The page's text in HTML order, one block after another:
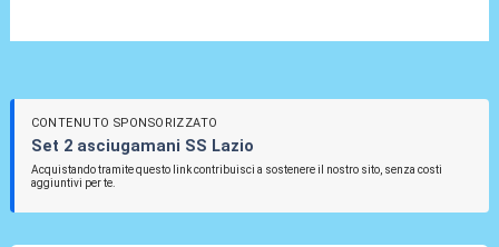
CONTENUTO SPONSORIZZATO
Set 2 asciugamani SS Lazio
Acquistando tramite questo link contribuisci a sostenere il nostro sito, senza costi
aggiuntivi per te.